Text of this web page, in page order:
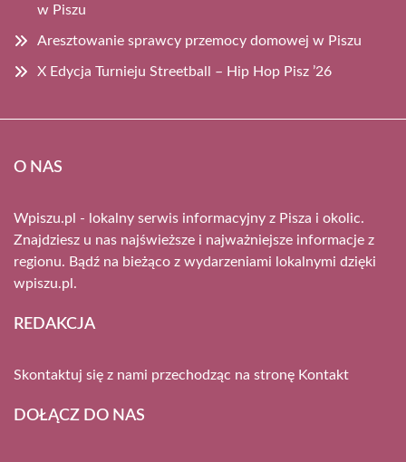
w Piszu
Aresztowanie sprawcy przemocy domowej w Piszu
X Edycja Turnieju Streetball – Hip Hop Pisz ’26
O NAS
Wpiszu.pl - lokalny serwis informacyjny z Pisza i okolic.
Znajdziesz u nas najświeższe i najważniejsze informacje z
regionu. Bądź na bieżąco z wydarzeniami lokalnymi dzięki
wpiszu.pl.
REDAKCJA
Skontaktuj się z nami przechodząc na stronę Kontakt
DOŁĄCZ DO NAS